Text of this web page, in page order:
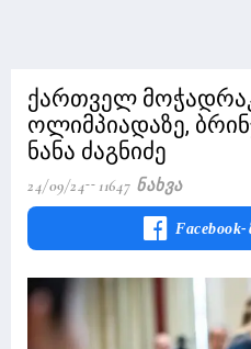
ქართველ
ოლიმპიადაზე,
ნანა ძაგნიძე
24/09/24 11647 Ნახვა